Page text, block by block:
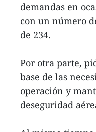
demandas en
con un número
de 234.
Por otra parte,
base de las
operación y
deseguridad